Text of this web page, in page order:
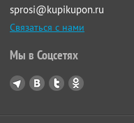
sprosi@kupikupon.ru
Связаться с нами
Мы в Соцсетях